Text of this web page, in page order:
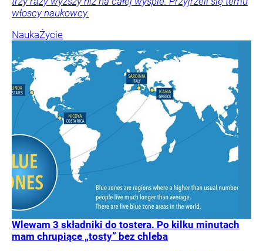
włoscy naukowcy.
NaukaŻycie
Wlewam 3 składniki do tostera. Po kilku minutach
mam chrupiące „tosty” bez chleba